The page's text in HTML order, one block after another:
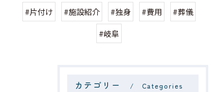
#片付け
#施設紹介 #独身 #費用
#葬儀
#岐阜
カテゴリー Categories